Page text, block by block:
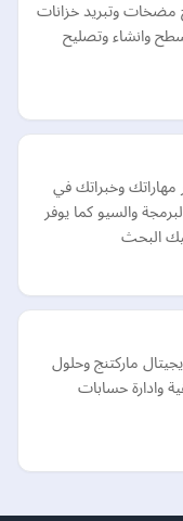
وتبريد خزانات
وانشاء وتصليح
مهاراتك وخبراتك في
والسيو كما يوفر
البحث
ماركتنج وحلول
وادارة حسابات